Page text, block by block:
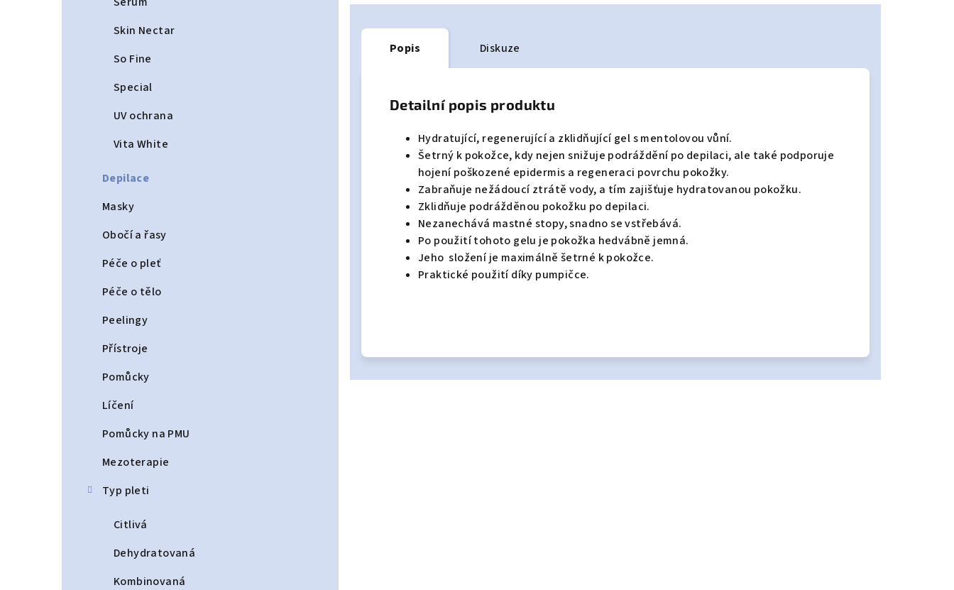
Skin Nectar
So Fine
Special
UV ochrana
Vita White
Depilace
Masky
Obočí a řasy
Péče o pleť
Péče o tělo
Peelingy
Přístroje
Pomůcky
Líčení
Pomůcky na PMU
Mezoterapie
Typ pleti
Citlivá
Dehydratovaná
Kombinovaná
Popis Diskuze
Detailní popis produktu
Hydratující, regenerující a zklidňující gel s mentolovou vůní.
Šetrný k pokožce, kdy nejen snižuje podráždění po depilaci, ale také podporuje
hojení poškozené epidermis a regeneraci povrchu pokožky.
Zabraňuje nežádoucí ztrátě vody, a tím zajišťuje hydratovanou pokožku.
Zklidňuje podrážděnou pokožku po depilaci.
Nezanechává mastné stopy, snadno se vstřebává.
Po použití tohoto gelu je pokožka hedvábně jemná.
Jeho složení je maximálně šetrné k pokožce.
Praktické použití díky pumpičce.